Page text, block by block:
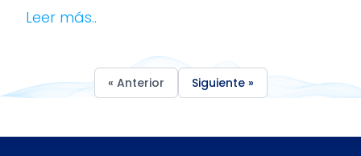
Leer más..
« Anterior Siguiente »